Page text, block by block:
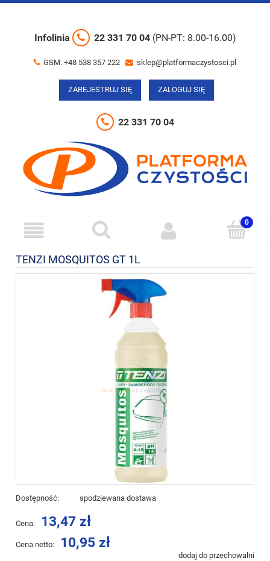
Infolinia 22 331 70 04 (PN-PT: 8.00-16.00)
GSM. +48 538 357 222 sklep@platformaczystosci.pl
ZAREJESTRUJ SIĘ ZALOGUJ SIĘ
22 331 70 04
TENZI MOSQUITOS GT 1L
Dostępność: spodziewana dostawa
Cena: 13,47 zł
Cena netto: 10,95 zł
dodaj do przechowalni